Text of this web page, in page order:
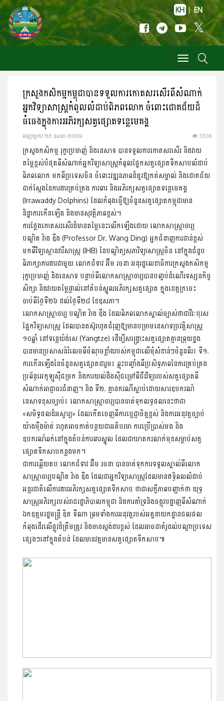
KH | EN
Toggle
navigation
ក្រសួងកសិកម្មកម្ពុជាបានទទួលការកោតសរសើរពីសំណាក់
អ្នកវិទ្យាសាស្ត្រកំពូលលំដាប់ពិភពលោក ចំពោះជោគជ័យដ៏
ធំធេងក្នុងការអភិរក្សសត្វផ្សោតទន្លេមេគង្គ
ចេញ​ផ្សាយ​ ២៩ ឧសភា ២០២៦ 3306
ក្រសួងកសិកម្ម រុក្ខាប្រមាញ់ និងនេសាទ បានទទួលការកោតសរសើរ និងវាយ
តម្លៃខ្ពស់បំផុតពីសំណាក់អ្នកវិទ្យាសាស្ត្រកំពូលផ្នែកសត្វផ្សោតទឹកសាបលំដាប់
ពិភពលោក មកពីប្រទេសចិន ចំពោះវឌ្ឍនភាពដ៏គួរឱ្យកត់សម្គាល់ និងជោគជ័យ
ជាក់ស្តែងនៃការងារគ្រប់គ្រង ការពារ និងអភិរក្សសត្វផ្សោតទន្លេមេគង្គ
(Irrawaddy Dolphins) ដែលកំពុងធ្វើឱ្យចំនួនសត្វផ្សោតកម្ពុជាមាន
និន្នាការកើនឡើង និងមានសុវត្ថិភាពខ្ពស់។
ការថ្លែងកោតសរសើរដ៏មានតម្លៃនេះលើកឡើងដោយ លោកសាស្ត្រាចារ្យ
បណ្ឌិត វ៉ាង ឌីង (Professor Dr. Wang Ding) អ្នកជំនាញការជាន់ខ្ពស់
មកពីវិទ្យាស្ថានវារីសាស្ត្រ (IHB) នៃបណ្ឌិត្យសភាវិទ្យាសាស្ត្រចិន នៅក្នុងជំនួប
ពិភាក្សាការងារជាមួយ លោកជំទាវ អ៊ឹម រចនា អនុរដ្ឋលេខាធិការក្រសួងកសិកម្ម
រុក្ខាប្រមាញ់ និងនេសាទ បន្ទាប់ពីលោកសាស្ត្រាចារ្យបានបញ្ចប់ដំណើរទស្សនកិច្ច
សិក្សា និងវាយតម្លៃផ្ទាល់នៅតំបន់ស្នូលអភិរក្សសត្វផ្សោត ក្នុងខេត្តក្រចេះ
ចាប់ពីថ្ងៃទី២៦ ដល់ថ្ងៃទី២៨ ខែឧសភា។
លោកសាស្ត្រាចារ្យ បណ្ឌិត វ៉ាង ឌីង ដែលពិភពលោកស្គាល់ច្បាស់ថាជាវីរៈបុរស
ផ្នែកវិទ្យាសាស្ត្រ ដែលបានតស៊ូរហូតជំរុញឱ្យមានបម្រាមនេសាទប្រវត្តិសាស្ត្រ
១០ឆ្នាំ នៅទន្លេយ៉ង់សេ (Yangtze) ដើម្បីសង្គ្រោះសត្វផ្សោតគ្មានព្រុយខ្នង
បានមានប្រសាសន៍រំលេចពីចំណុចខ្លាំងរបស់កម្ពុជាលើមុំសំខាន់ៗចំនួនពីរ៖ ទី១.
ការកើនឡើងនៃចំនួនសត្វផ្សោតជារួម៖ ឆ្លុះបញ្ចាំងពីប្រសិទ្ធភាពនៃការគ្រប់គ្រង
ប្រព័ន្ធអេកូឡូស៊ីជម្រក និងការយល់ដឹងស៊ីជម្រៅពីជីវវិទ្យារបស់សត្វផ្សោតពី
សំណាក់អាជ្ញាធរជំនាញ។ និង ទី២. គ្មានករណីស្លាប់ដោយសារឧបករណ៍
នេសាទខុសច្បាប់៖ លោកសាស្ត្រាចារ្យបានចាត់ទុកលទ្ធផលនេះថាជា
«សមិទ្ធផលដ៏អស្ចារ្យ» ដែលកើតចេញពីការប្តេជ្ញាចិត្តខ្ពស់ និងការអនុវត្តច្បាប់
យ៉ាងម៉ឺងម៉ាត់ រហូតអាចកាត់បន្ថយជាអតិបរមា ការប្រើប្រាស់មង និង
ឧបករណ៍ឆក់នៅក្នុងតំបន់ការពារស្នូល ដែលជាឃាតករលាក់មុខសម្លាប់សត្វ
ផ្សោតទឹកសាបកន្លងមក។
ជាការឆ្លើយតប លោកជំទាវ អ៊ឹម រចនា បានចាត់ទុកការទទួលស្គាល់ពីលោក
សាស្ត្រាចារ្យបណ្ឌិត វ៉ាង ឌីង ដែលជាអ្នកវិទ្យាសាស្ត្រដែលមានឥទ្ធិពលលំដាប់
អន្តរជាតិលើការងារអភិរក្សសត្វផ្សោតទឹកសាប ថាជាសក្ខីភាពបញ្ជាក់ថា យុទ្ធ
សាស្ត្រអភិរក្សរបស់រាជរដ្ឋាភិបាលកម្ពុជា និងការគាំទ្រនិងចង្អុរបង្ហាញពីសំណាក់
ឯកឧត្តមរដ្ឋមន្ដ្រី ឌិត ទីណា ព្រមទាំងការអនុវត្តរបស់អគ្គនាយកដ្ឋានជលផល
កំពុងដើរលើផ្លូវដ៏ត្រឹមត្រូវ និងមានស្តង់ដារខ្ពស់ ដែលអាចជាគំរូដល់បណ្តាប្រទេស
ផ្សេងៗនៅក្នុងតំបន់ ដែលមានវត្តមានសត្វផ្សោតទឹកសាប៕